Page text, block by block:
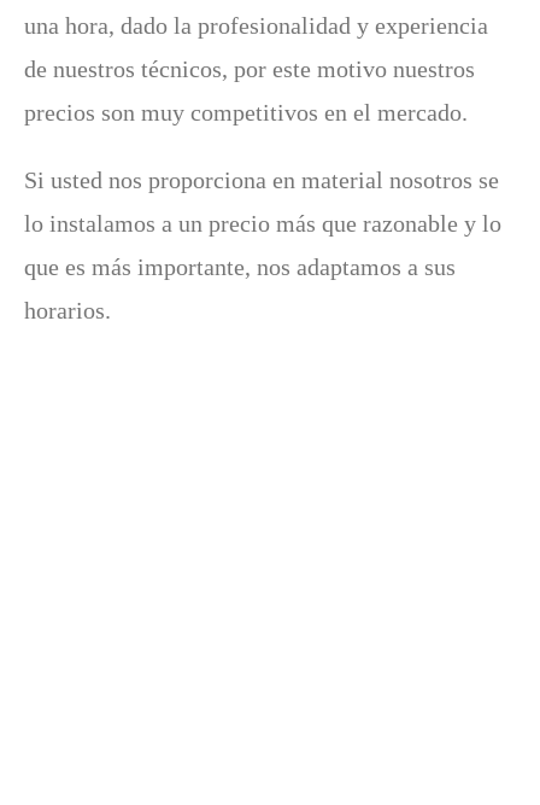
una hora, dado la profesionalidad y experiencia
de nuestros técnicos, por este motivo nuestros
precios son muy competitivos en el mercado.
Si usted nos proporciona en material nosotros se
lo instalamos a un precio más que razonable y lo
que es más importante, nos adaptamos a sus
horarios.